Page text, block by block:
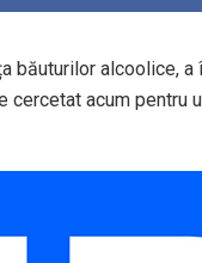
băuturilor alcoolice,
cercetat acum pentru